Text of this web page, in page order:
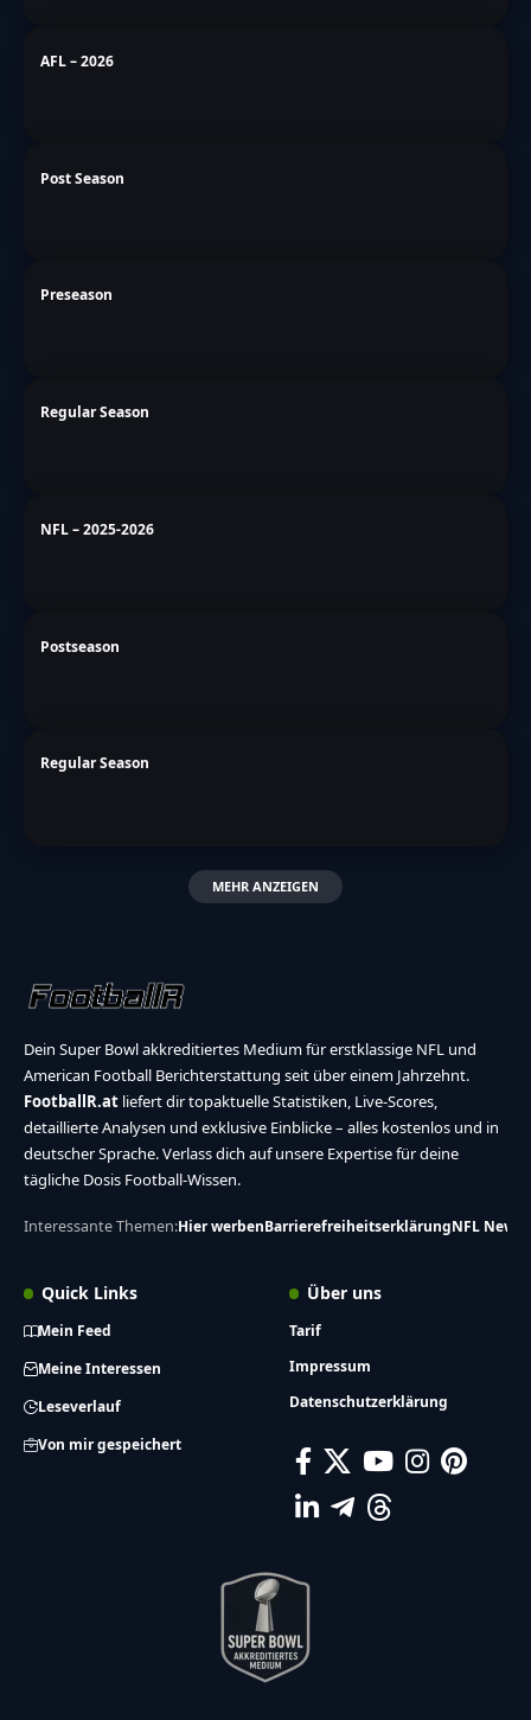
AFL – 2026
Post Season
Preseason
Regular Season
NFL – 2025-2026
Postseason
Regular Season
MEHR ANZEIGEN
Dein Super Bowl akkreditiertes Medium für erstklassige NFL und
American Football Berichterstattung seit über einem Jahrzehnt.
FootballR.at liefert dir topaktuelle Statistiken, Live-Scores,
detaillierte Analysen und exklusive Einblicke – alles kostenlos und in
deutscher Sprache. Verlass dich auf unsere Expertise für deine
tägliche Dosis Football-Wissen.
Interessante Themen:Hier werbenBarrierefreiheitserklärungNFL News
Quick Links
Mein Feed
Meine Interessen
Leseverlauf
Von mir gespeichert
Über uns
Tarif
Impressum
Datenschutzerklärung